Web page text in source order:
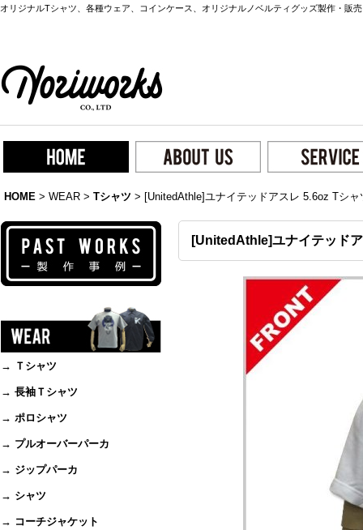
オリジナルTシャツ、各種ウェア、コインケース、オリジナルノベルティグッズ製作・販
HOME > WEAR > Tシャツ > [UnitedAthle]ユナイテッドアスレ 5.6oz Tシャ
→ Ｔシャツ
→ 長袖Ｔシャツ
→ ポロシャツ
→ プルオーバーパーカ
→ ジップパーカ
→ シャツ
→ コーチジャケット
[UnitedAthle]ユナイテッド